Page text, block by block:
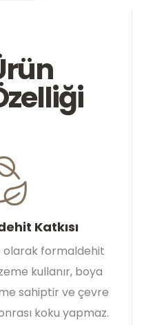
Katkısı
olarak formaldehit
kullanır, boya
sahiptir ve çevre
koku yapmaz.